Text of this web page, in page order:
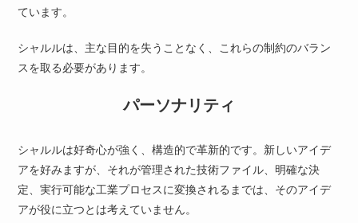
ています。
シャルルは、主な目的を失うことなく、これらの制約のバラン
スを取る必要があります。
パーソナリティ
シャルルは好奇心が強く、構造的で革新的です。新しいアイデ
アを好みますが、それが管理された技術ファイル、明確な決
定、実行可能な工業プロセスに変換されるまでは、そのアイデ
アが役に立つとは考えていません。